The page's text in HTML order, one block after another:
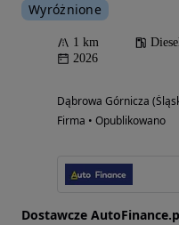
Wyróżnione
1 km
2026
Dąbrowa Górnicza
Firma • Opublikowano
Dostawcze